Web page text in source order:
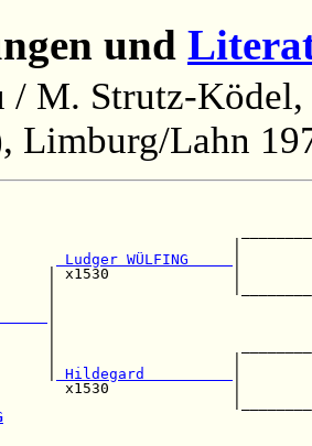
und
/ M. Strutz-
Limburg/Lahn
Ludger WÜLFING
| x1530
|
Hildegard
x1530